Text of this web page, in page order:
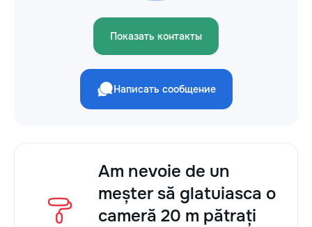
Показать контакты
Написать сообщение
Am nevoie de un
meșter să glatuiasca o
cameră 20 m pătrați